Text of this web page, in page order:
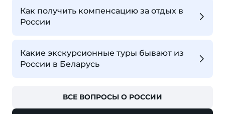
Как получить компенсацию за отдых в
России
Какие экскурсионные туры бывают из
России в Беларусь
ВСЕ ВОПРОСЫ О РОССИИ